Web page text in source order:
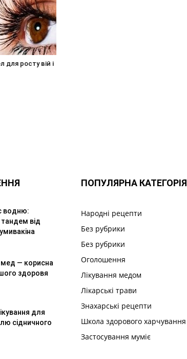
для росту вій і
водню:
від
мед — корисна
здоровя
для
сідничного
ПОПУЛЯРНА КАТЕГОРІЯ
Народні рецепти
Без рубрики
Без рубрики
Оголошення
Лікування медом
Лікарські трави
Знахарські рецепти
Школа здорового харчування
Застосування муміє